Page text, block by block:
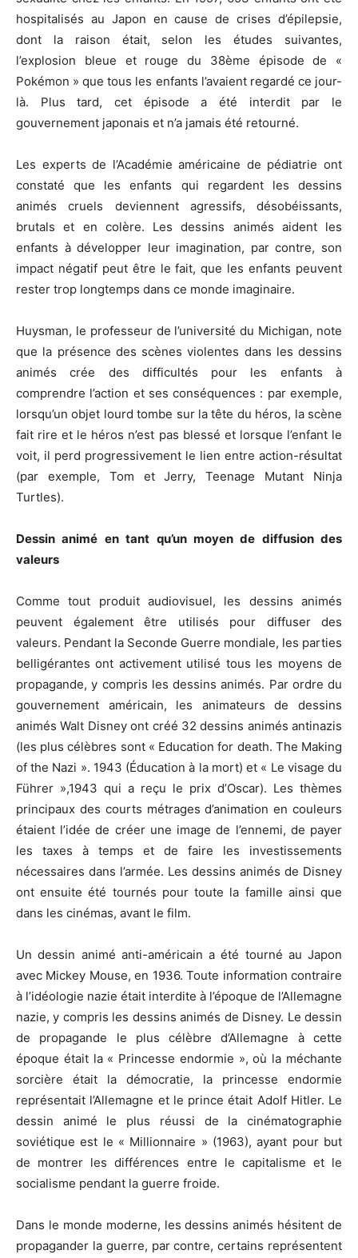
hospitalisés au Japon en cause de crises d’épilepsie,
dont la raison était, selon les études suivantes,
l’explosion bleue et rouge du 38ème épisode de «
Pokémon » que tous les enfants l’avaient regardé ce jour-
là. Plus tard, cet épisode a été interdit par le
gouvernement japonais et n’a jamais été retourné.
Les experts de l’Académie américaine de pédiatrie ont
constaté que les enfants qui regardent les dessins
animés cruels deviennent agressifs, désobéissants,
brutals et en colère. Les dessins animés aident les
enfants à développer leur imagination, par contre, son
impact négatif peut être le fait, que les enfants peuvent
rester trop longtemps dans ce monde imaginaire.
Huysman, le professeur de l’université du Michigan, note
que la présence des scènes violentes dans les dessins
animés crée des difficultés pour les enfants à
comprendre l’action et ses conséquences : par exemple,
lorsqu’un objet lourd tombe sur la tête du héros, la scène
fait rire et le héros n’est pas blessé et lorsque l’enfant le
voit, il perd progressivement le lien entre action-résultat
(par exemple, Tom et Jerry, Teenage Mutant Ninja
Turtles).
Dessin animé en tant qu’unmoyen de diffusion des
valeurs
Comme tout produit audiovisuel, les dessins animés
peuvent également être utilisés pour diffuser des
valeurs. Pendant la Seconde Guerre mondiale, les parties
belligérantes ont activement utilisé tous les moyens de
propagande, y compris les dessins animés. Par ordre du
gouvernement américain, les animateurs de dessins
animés Walt Disney ont créé 32 dessins animés antinazis
(les plus célèbres sont « Education for death. The Making
of the Nazi ». 1943 (Éducation à la mort) et « Le visage du
Führer »,1943 qui a reçu le prix d’Oscar). Les thèmes
principaux des courts métrages d’animation en couleurs
étaient l’idée de créer une image de l’ennemi, de payer
les taxes à temps et de faire les investissements
nécessaires dans l’armée. Les dessins animés de Disney
ont ensuite été tournés pour toute la famille ainsi que
dans les cinémas, avant le film.
Un dessin animé anti-américain a été tourné au Japon
avec Mickey Mouse, en 1936. Toute information contraire
à l’idéologie nazie était interdite à l’époque de l’Allemagne
nazie, y compris les dessins animés de Disney. Le dessin
de propagande le plus célèbre d’Allemagne à cette
époque était la « Princesse endormie », où la méchante
sorcière était la démocratie, la princesse endormie
représentait l’Allemagne et le prince était Adolf Hitler. Le
dessin animé le plus réussi de la cinématographie
soviétique est le « Millionnaire » (1963), ayant pour but
de montrer les différences entre le capitalisme et le
socialisme pendant la guerre froide.
Dans le monde moderne, les dessins animés hésitent de
propagander la guerre, par contre, certains représentent